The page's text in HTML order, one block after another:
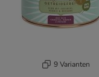
9 Varianten